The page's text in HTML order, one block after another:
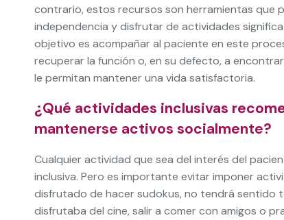
contrario, estos recursos son herramientas que
independencia y disfrutar de actividades
objetivo es acompañar al paciente en este
recuperar la función o, en su defecto, a
le permitan mantener una vida satisfactoria.
¿Qué actividades inclusivas
mantenerse activos socialmente?
Cualquier actividad que sea del interés del
inclusiva. Pero es importante evitar imponer
disfrutado de hacer sudokus, no tendrá sentido
disfrutaba del cine, salir a comer con amigos o